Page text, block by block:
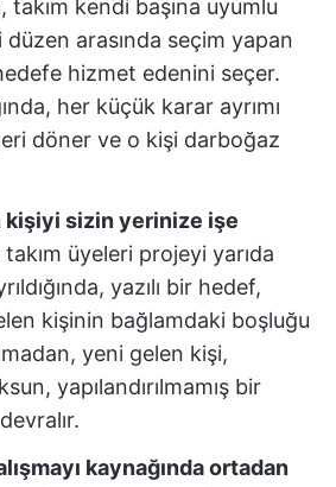
kendi başına uyumlu
düzen arasında seçim yapan
hizmet edenini seçer.
her küçük karar ayrımı
döner ve o kişi darboğaz
kişiyi sizin yerinize işe
üyeleri projeyi yarıda
yazılı bir hedef,
kişinin bağlamdaki boşluğu
yeni gelen kişi,
yapılandırılmamış bir
kaynağında ortadan